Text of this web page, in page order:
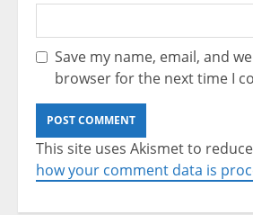
Save my name, email, and
browser for the next time I
This site uses Akismet to
how your comment data is